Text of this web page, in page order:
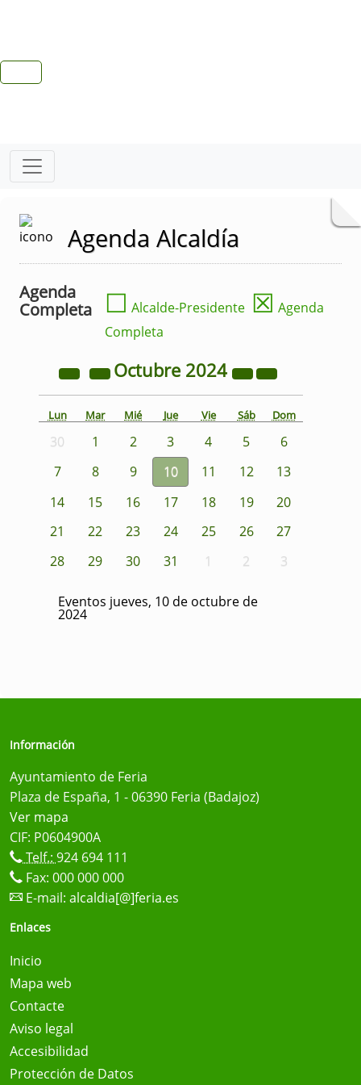
Agenda Alcaldía
Agenda
Completa
☐ Alcalde-Presidente ☒ Agenda
Completa
Octubre 2024
Lun Mar Mié Jue Vie Sáb Dom
30 1 2 3 4 5
6
7
8 9 10 11 12
13
14
15 16 17 18 19
20
21
22 23 24 25 26
27
28
29 30 31 1 2 3
Eventos jueves, 10 de octubre de
2024
Información
Ayuntamiento de Feria
Plaza de España, 1 - 06390 Feria (Badajoz)
Ver mapa
CIF: P0604900A
Telf.: 924 694 111
Fax: 000 000 000
E-mail: alcaldia[@]feria.es
Enlaces
Inicio
Mapa web
Contacte
Aviso legal
Accesibilidad
Protección de Datos